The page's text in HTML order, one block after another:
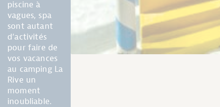
piscine à
vagues, spa
sont autant
d’activités
pour faire de
vos vacances
au camping La
Rive un
moment
inoubliable.